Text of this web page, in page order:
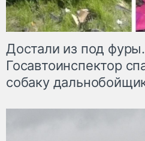
Достали из под фуры.
Госавтоинспектор
собаку